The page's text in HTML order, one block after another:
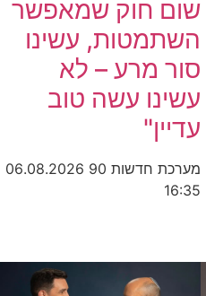
שום חוק שמאפשר
השתמטות, עשינו
סור מרע – לא
עשינו עשה טוב
עדיין"
מערכת חדשות 90
06.08.2026
16:35